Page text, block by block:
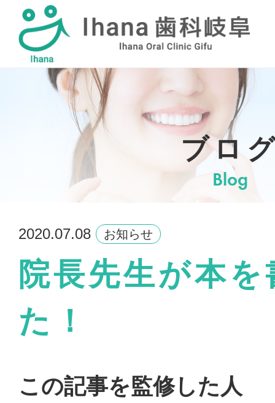
採用情報
ブロ
Blog
2020.07.08 お知らせ
院長先生が本
た！
この記事を監修した人